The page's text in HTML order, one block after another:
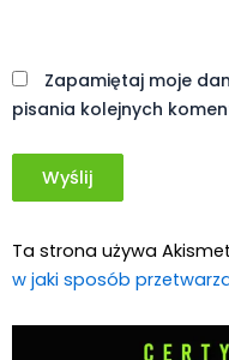
Zapamiętaj moje
pisania kolejnych
Ta strona używa
w jaki sposób